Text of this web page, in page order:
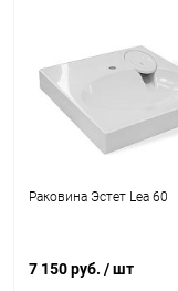
Раковина Эстет Lea 60
7 150 руб. / шт